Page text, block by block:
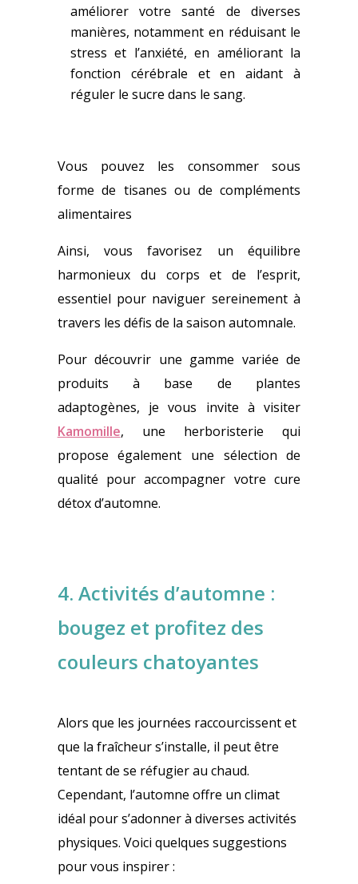
améliorer votre santé de diverses
manières, notamment en réduisant le
stress et l’anxiété, en améliorant la
fonction cérébrale et en aidant à
réguler le sucre dans le sang.
Vous pouvez les consommer sous
forme de tisanes ou de compléments
alimentaires
Ainsi, vous favorisez un équilibre
harmonieux du corps et de l’esprit,
essentiel pour naviguer sereinement à
travers les défis de la saison automnale.
Pour découvrir une gamme variée de
produits à base de plantes
adaptogènes, je vous invite à visiter
Kamomille, une herboristerie qui
propose également une sélection de
qualité pour accompagner votre cure
détox d’automne.
4. Activités d’automne :
bougez et profitez des
couleurs chatoyantes
Alors que les journées raccourcissent et
que la fraîcheur s’installe, il peut être
tentant de se réfugier au chaud.
Cependant, l’automne offre un climat
idéal pour s’adonner à diverses activités
physiques. Voici quelques suggestions
pour vous inspirer :